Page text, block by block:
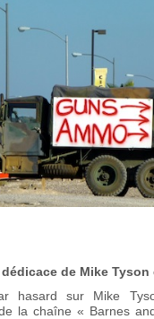
de Mike Tyson
hasard sur Mike
la chaîne « Barnes